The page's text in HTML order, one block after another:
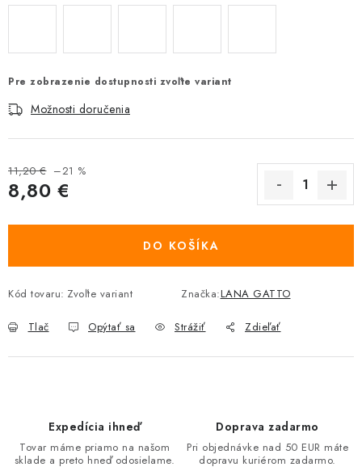
Pre zobrazenie dostupnosti zvoľte variant
Možnosti doručenia
11,20 € –21 %
8,80 €
DO KOŠÍKA
Kód tovaru: Zvoľte variant Značka:LANA GATTO
Tlač Opýtať sa Strážiť Zdieľať
Expedícia ihneď
Tovar máme priamo na našom
sklade a preto hneď odosielame.
Doprava zadarmo
Pri objednávke nad 50 EUR máte
dopravu kuriérom zadarmo.